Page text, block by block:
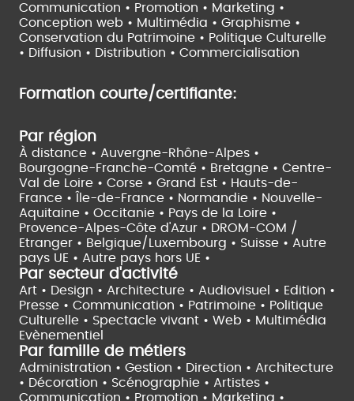
Communication • Promotion • Marketing •
Conception web • Multimédia • Graphisme •
Conservation du Patrimoine • Politique Culturelle
• Diffusion • Distribution • Commercialisation
Formation courte/certifiante:
Par région
À distance • Auvergne-Rhône-Alpes •
Bourgogne-Franche-Comté • Bretagne • Centre-
Val de Loire • Corse • Grand Est • Hauts-de-
France •
Île-de-France • Normandie • Nouvelle-
Aquitaine • Occitanie • Pays de la Loire •
Provence-Alpes-Côte d'Azur • DROM-COM /
Etranger • Belgique/Luxembourg • Suisse • Autre
pays UE • Autre pays hors UE •
Par secteur d'activité
Art • Design • Architecture • Audiovisuel • Edition •
Presse • Communication • Patrimoine • Politique
Culturelle • Spectacle vivant • Web • Multimédia
Evènementiel
Par famille de métiers
Administration • Gestion • Direction • Architecture
• Décoration • Scénographie • Artistes •
Communication • Promotion • Marketing •